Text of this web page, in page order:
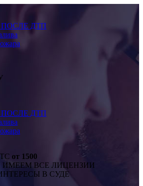
ДТП
ДТП
от 1500
ИМЕЕМ ВСЕ ЛИЦЕНЗИИ
В СУДЕ